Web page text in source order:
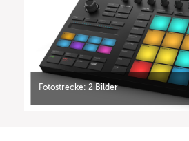
Fotostrecke: 2 Bilder